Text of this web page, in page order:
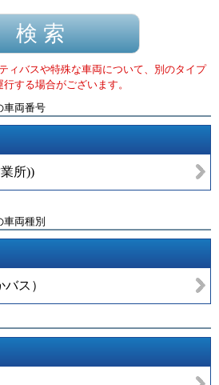
ィバスや特殊な車両について、別のタイプ
する場合がございます。
車両番号
所))
両種別
ス）